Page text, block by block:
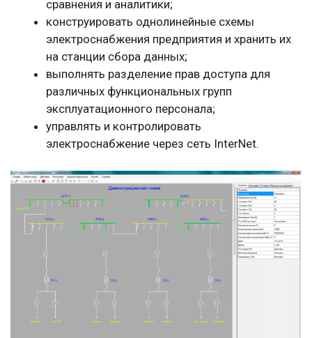
сравнения и аналитики;
конструировать однолинейные схемы
электроснабжения предприятия и хранить их
на станции сбора данных;
выполнять разделение прав доступа для
различных функциональных групп
эксплуатационного персонала;
управлять и контролировать
электроснабжение через сеть InterNet.